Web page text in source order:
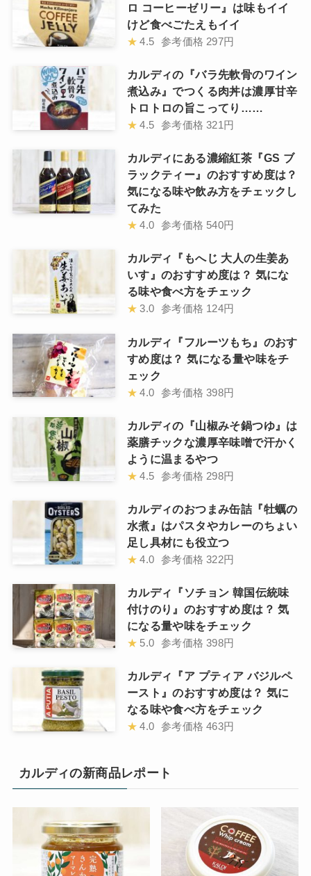
ロ コーヒーゼリー』は味もイイ
けど食べごたえもイイ
★ 4.5 参考価格 297円
カルディの『バラ先軟骨のワイン
煮込み』でつくる肉丼は濃厚甘辛
トロトロの旨こってり……
★ 4.5 参考価格 321円
カルディにある濃縮紅茶『GS ブ
ラックティー』のおすすめ度は？
気になる味や飲み方をチェックし
てみた
★ 4.0 参考価格 540円
カルディ『もへじ 大人の生姜あ
いす』のおすすめ度は？ 気にな
る味や食べ方をチェック
★ 3.0 参考価格 124円
カルディ『フルーツもち』のおす
すめ度は？ 気になる量や味をチ
ェック
★ 4.0 参考価格 398円
カルディの『山椒みそ鍋つゆ』は
薬膳チックな濃厚辛味噌で汗かく
ように温まるやつ
★ 4.5 参考価格 298円
カルディのおつまみ缶詰『牡蠣の
水煮』はパスタやカレーのちょい
足し具材にも役立つ
★ 4.0 参考価格 322円
カルディ『ソチョン 韓国伝統味
付けのり』のおすすめ度は？ 気
になる量や味をチェック
★ 5.0 参考価格 398円
カルディ『ア プティア バジルペ
ースト』のおすすめ度は？ 気に
なる味や食べ方をチェック
★ 4.0 参考価格 463円
カルディの新商品レポート